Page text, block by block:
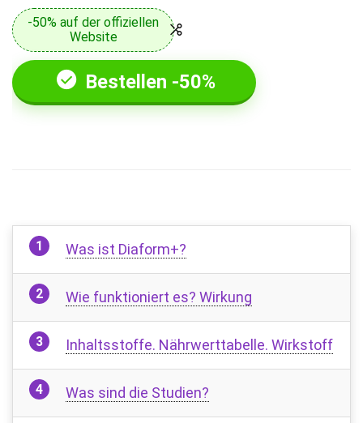
-50% auf der offiziellen
Website
Bestellen -50%
Was ist Diaform+?
Wie funktioniert es? Wirkung
Inhaltsstoffe. Nährwerttabelle. Wirkstoff
Was sind die Studien?